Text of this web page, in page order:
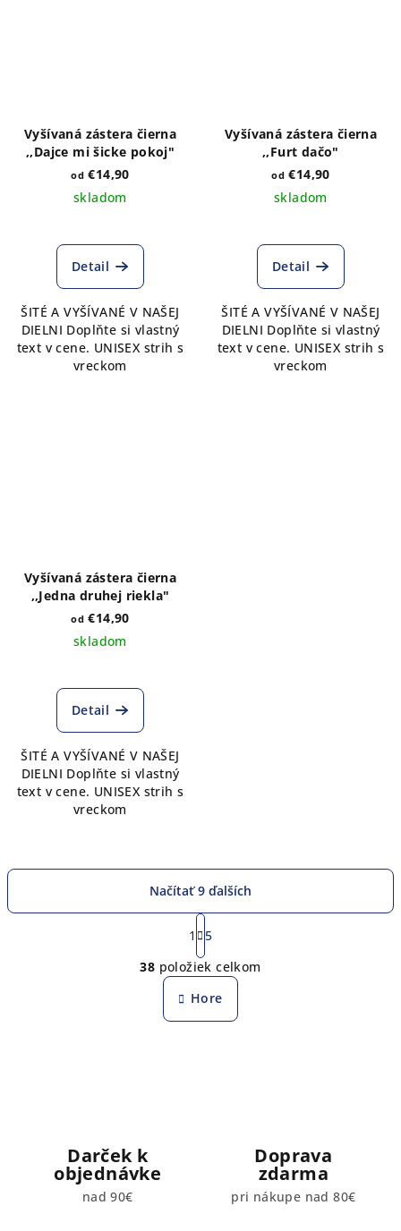
Vyšívaná zástera čierna
,,Dajce mi šicke pokoj"
od €14,90
skladom
Detail
ŠITÉ A VYŠÍVANÉ V NAŠEJ
DIELNI Doplňte si vlastný
text v cene. UNISEX strih s
vreckom
Vyšívaná zástera čierna
,,Furt dačo"
od €14,90
skladom
Detail
ŠITÉ A VYŠÍVANÉ V NAŠEJ
DIELNI Doplňte si vlastný
text v cene. UNISEX strih s
vreckom
Vyšívaná zástera čierna
,,Jedna druhej riekla"
od €14,90
skladom
Detail
ŠITÉ A VYŠÍVANÉ V NAŠEJ
DIELNI Doplňte si vlastný
text v cene. UNISEX strih s
vreckom
O
v
l
á
Načítať 9 ďalších
S
t
r
á
n
k
o
1
5
38 položiek celkom
Hore
Darček k
objednávke
nad 90€
Doprava
zdarma
pri nákupe nad 80€